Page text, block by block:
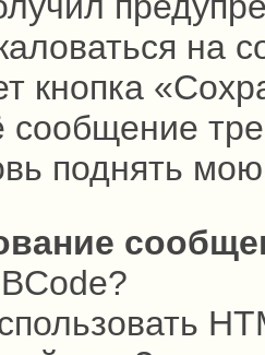
на
кнопка
поднять